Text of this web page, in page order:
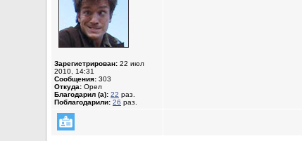
Зарегистрирован: 22 июл
2010, 14:31
Сообщения: 303
Откуда: Орел
Благодарил (а): 22 раз.
Поблагодарили: 26 раз.